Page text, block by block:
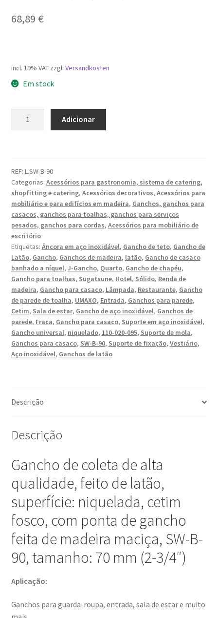
68,89 €
incl. 19% VAT zzgl. Versandkosten
Em stock
alta
qualidade
para
montagem
na
parede,
com
ponta
de
gancho
feita
de
madeira
maciça,
capacidade
de
70
(2-
B-
90.
Ganchos
para
Guarda-
Roupa,
Entrada,
Sala
de
Estar
muito
mais,
Adicionar
REF: L.SW-B-90
Categorias: Acessórios para gastronomia, sistema de catering,
shopfitting e catering, Acessórios decorativos, Acessórios para
mobiliário e para edifícios em madeira, Ganchos, ganchos para
casacos, ganchos para toalhas, ganchos para serviços
pesados, ganchos para cordas, Acessórios para mobiliário de
escritório
Etiquetas: Âncora em aço inoxidável, Gancho de teto, Gancho de
Latão, Gancho, Ganchos de madeira, latão, Gancho de casaco
banhado a níquel, J-Gancho, Quarto, Gancho de chapéu,
Gancho para toalhas, Sugatsune, Hotel, Sólido, Renda de
madeira, Gancho para casaco, Lâmpada, Restaurante, Gancho
de parede de toalha, UMAXO, Entrada, Ganchos para parede,
Cetim, Sala de estar, Gancho de aço inoxidável, Ganchos de
parede, Fraca, Gancho para casaco, Suporte em aço inoxidável,
Gancho universal, niquelado, 110-020-095, Suporte de mola,
Ganchos para casaco, SW-B-90, Suporte de fixação, Vestiário,
Aço inoxidável, Ganchos de latão
Descrição
Descrição
Gancho de coleta de alta
qualidade, feito de latão,
superfície: niquelada, cetim
fosco, com ponta de gancho
feita de madeira maciça, SW-B-
90, tamanho: 70 mm (2-3/4″)
Aplicação:
Ganchos para guarda-roupa, entrada, sala de estar e muito